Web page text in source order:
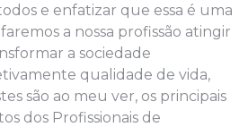
e enfatizar que essa é uma
a nossa profissão atingir
a sociedade
qualidade de vida,
são ao meu ver, os principais
dos Profissionais de